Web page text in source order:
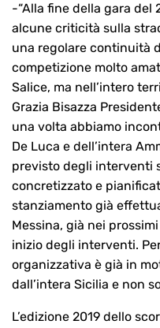
-“Alla fine della gara del
alcune criticità sulla
una regolare continuità
competizione molto
Salice, ma nell’intero
Grazia Bisazza
una volta abbiamo
De Luca e dell’intera
previsto degli interventi
concretizzato e
stanziamento già
Messina, già nei
inizio degli interventi.
organizzativa è già in
dall’intera Sicilia e non
L’edizione 2019 dello